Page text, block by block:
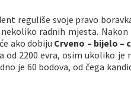
reguliše svoje pravo
radnih mjesta.
ako dobiju Crveno – bijelo –
od 2200 evra, osim ukoliko
je 60 bodova, od čega